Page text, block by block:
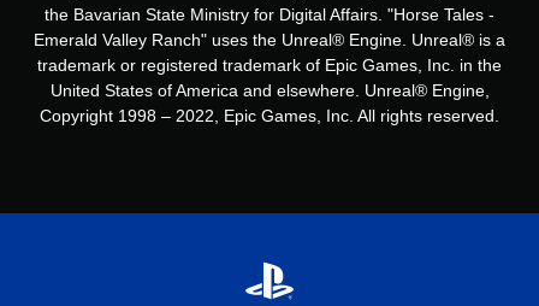
the Bavarian State Ministry for Digital Affairs. "Horse Tales -
Emerald Valley Ranch" uses the Unreal® Engine. Unreal® is a
trademark or registered trademark of Epic Games, Inc. in the
United States of America and elsewhere. Unreal® Engine,
Copyright 1998 – 2022, Epic Games, Inc. All rights reserved.